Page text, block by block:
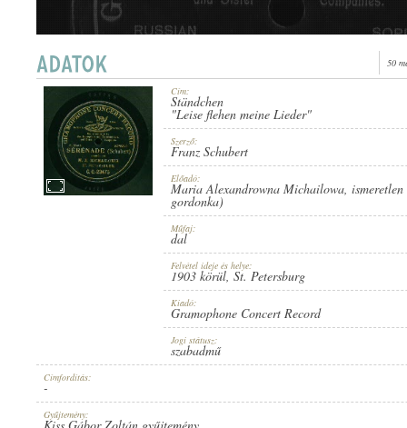
ERSCHEINUNGSJAHR: 1903 KÖRÜL
GRAMOPHONE CONCERT RECORD
PLATTENAUFNAHME:
50
Cím:
Ständchen
"Leise flehen meine Lieder"
Szerző:
Franz Schubert
Előadó:
Maria Alexandrowna Michailowa, ismeretlen
gordonka)
Műfaj:
dal
Felvétel ideje és helye:
1903 körül, St. Petersburg
Kiadó:
Gramophone Concert Record
Jogi státusz:
szabadmű
Címfordítás:
-
Gyűjtemény: